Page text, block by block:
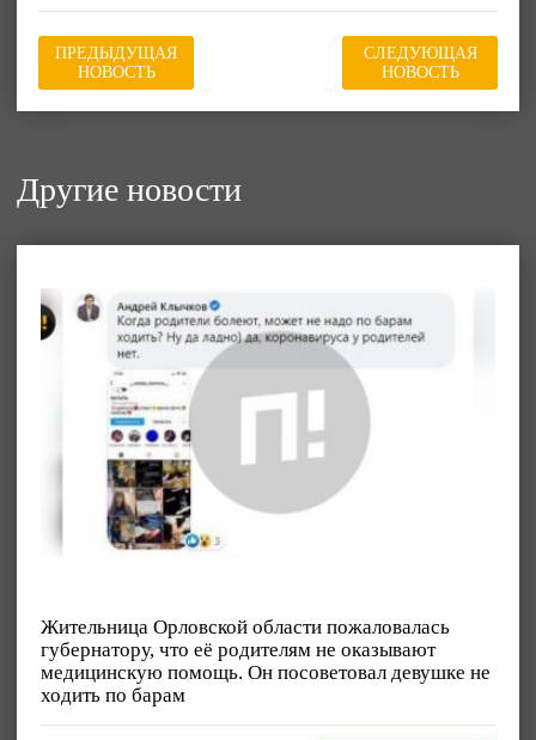
ПРЕДЫДУЩАЯ
НОВОСТЬ
СЛЕДУЮЩАЯ
НОВОСТЬ
Другие новости
Жительница Орловской области пожаловалась
губернатору, что её родителям не оказывают
медицинскую помощь. Он посоветовал девушке не
ходить по барам